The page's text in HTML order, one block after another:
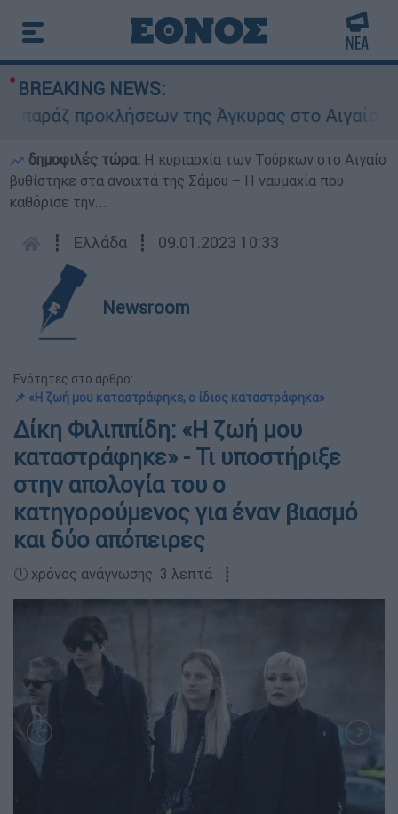
BREAKING NEWS:
προκλήσεων της Άγκυρας στο Αιγαίο:
δημοφιλές τώρα: Η κυριαρχία των Τούρκων στο Αιγαίο
βυθίστηκε στα ανοιχτά της Σάμου – Η ναυμαχία που
καθόρισε την...
┋ Ελλάδα ┋ 09.01.2023 10:33
Newsroom
Ενότητες στο άρθρο:
📌 «Η ζωή μου καταστράφηκε, ο ίδιος καταστράφηκα»
Δίκη Φιλιππίδη: «Η ζωή μου
καταστράφηκε» - Τι υποστήριξε
στην απολογία του ο
κατηγορούμενος για έναν βιασμό
και δύο απόπειρες
🕛 χρόνος ανάγνωσης: 3 λεπτά ┋